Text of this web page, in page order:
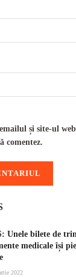
și site-ul
comentez.
Unele bilete de
medicale își
2022